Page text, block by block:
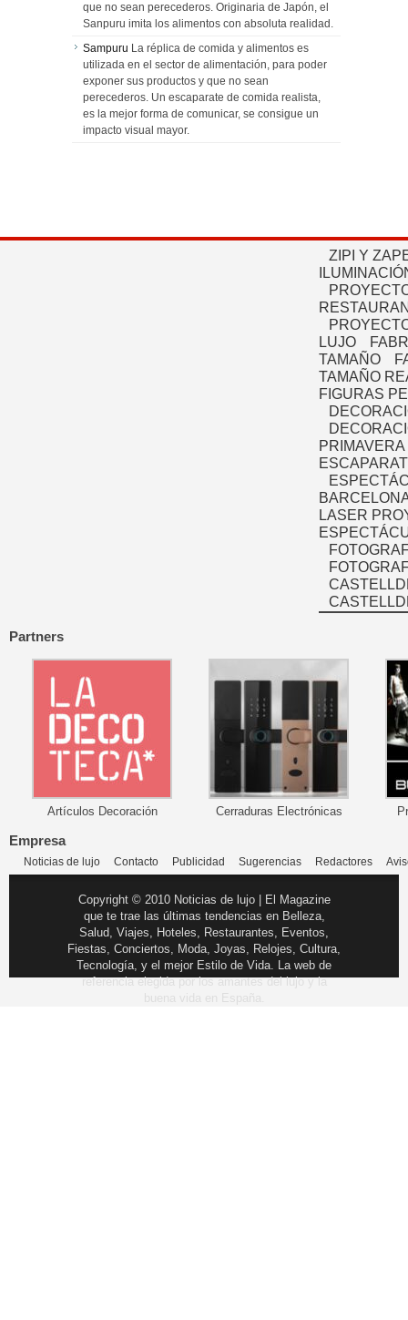
que no sean perecederos. Originaria de Japón, el
Sanpuru imita los alimentos con absoluta realidad.
Sampuru La réplica de comida y alimentos es
utilizada en el sector de alimentación, para poder
exponer sus productos y que no sean
perecederos. Un escaparate de comida realista,
es la mejor forma de comunicar, se consigue un
impacto visual mayor.
ZIPI Y
LUJO
TAMAÑO
TAMAÑO
FIGURAS
PRIMAVERA
LASER
Partners
Artículos Decoración Cerraduras Electrónicas
Empresa
Noticias de lujo Contacto Publicidad Sugerencias Redactores
Copyright © 2010 Noticias de lujo | El Magazine
que te trae las últimas tendencias en Belleza,
Salud, Viajes, Hoteles, Restaurantes, Eventos,
Fiestas, Conciertos, Moda, Joyas, Relojes, Cultura,
Tecnología, y el mejor Estilo de Vida. La web de
referencia elegida por los amantes del lujo y la